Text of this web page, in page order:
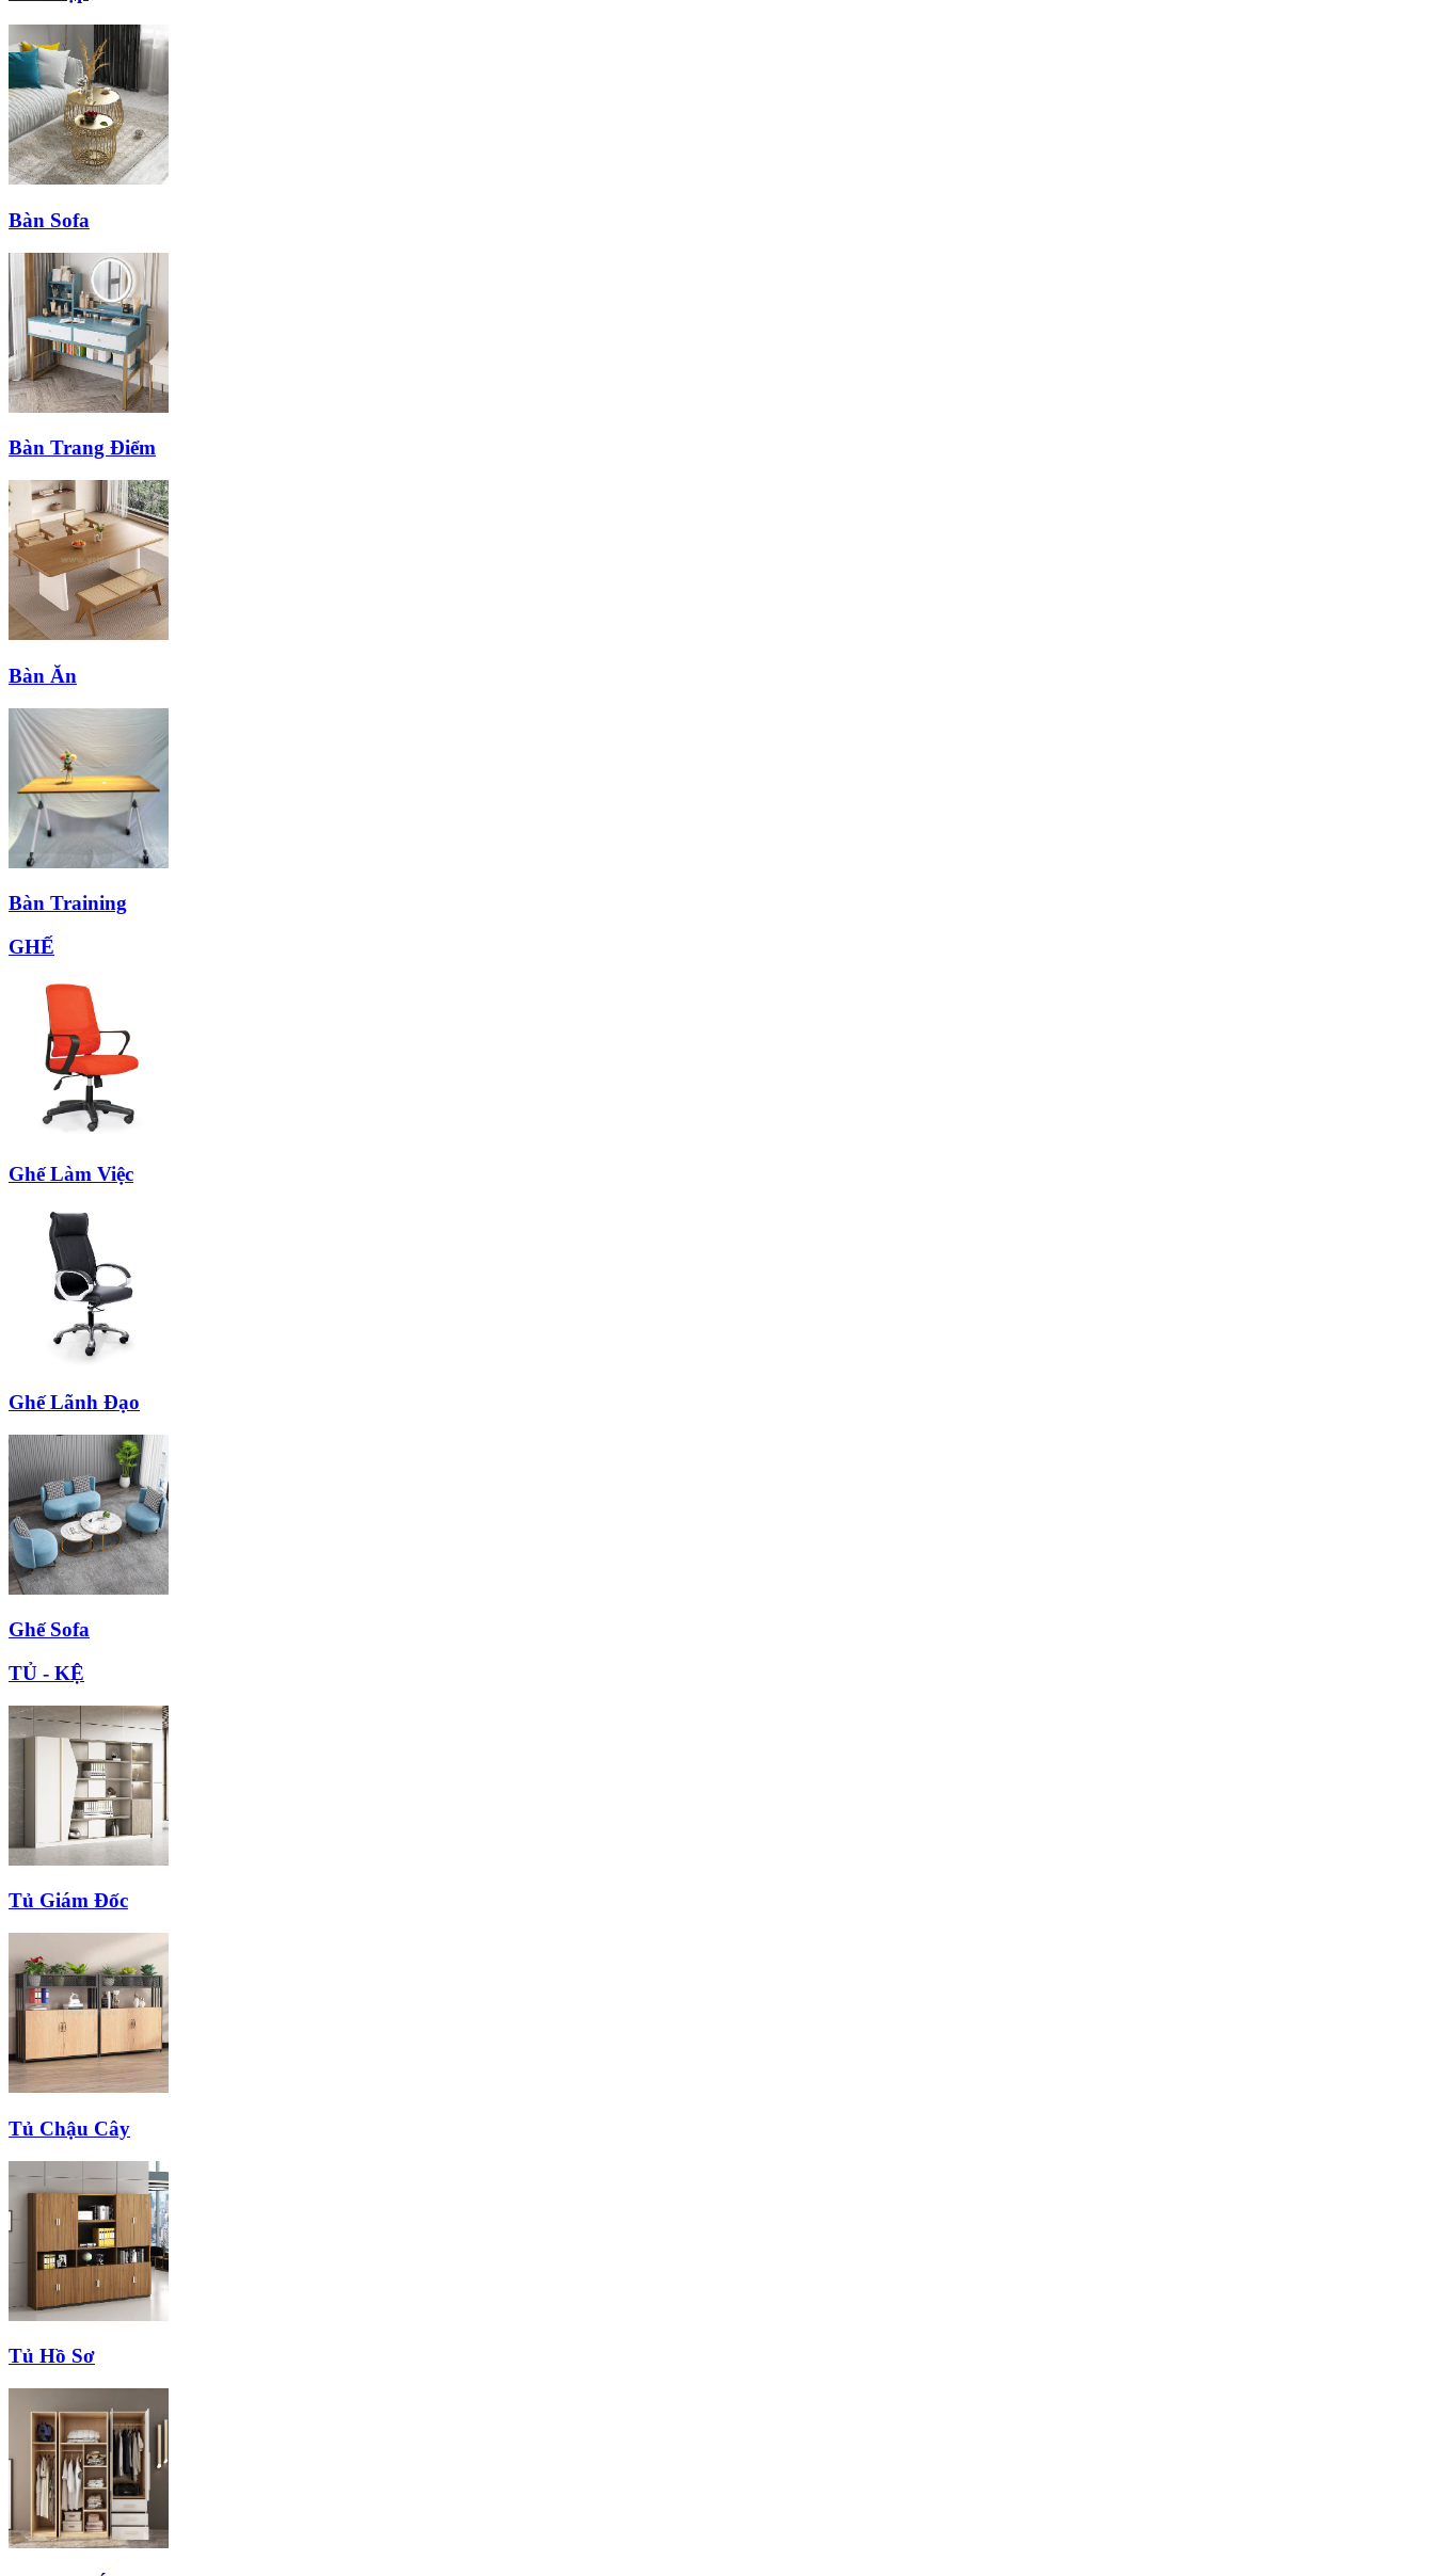
Bàn Sofa
Bàn Trang Điểm
Bàn Ăn
Bàn Training
GHẾ
Ghế Làm Việc
Ghế Lãnh Đạo
Ghế Sofa
TỦ - KỆ
Tủ Giám Đốc
Tủ Chậu Cây
Tủ Hồ Sơ